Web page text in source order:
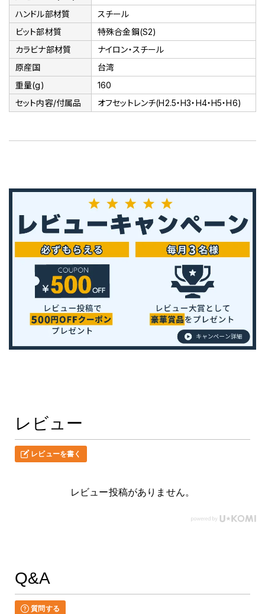
ハンドル部材質
スチール
ビット部材質
特殊合金鋼(S2)
カラビナ部材質
ナイロン・スチール
原産国
台湾
重量(g)
160
セット内容/付属品
オフセットレンチ(H2.5・H3・H4・H5・H6)
レビュー
レビューを書く
レビュー投稿がありません。
Q&A
質問する